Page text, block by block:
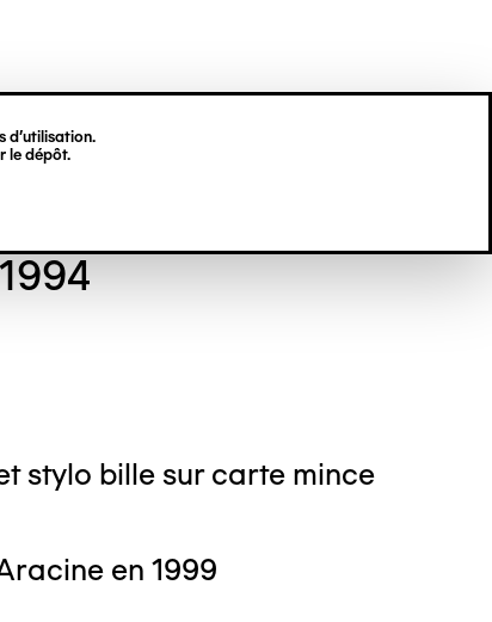
d’utilisation.
le dépôt.
stylo bille sur carte mince
en 1999